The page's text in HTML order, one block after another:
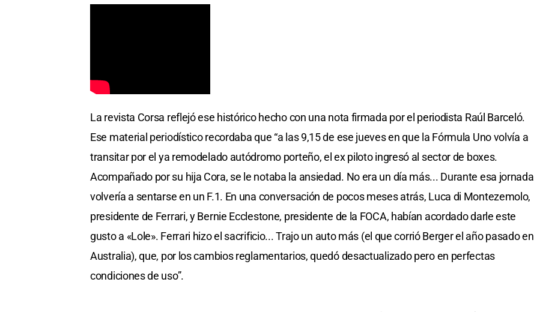
La revista Corsa reflejó ese histórico hecho con una nota firmada por el periodista Raúl Barceló.
Ese material periodístico recordaba que “a las 9,15 de ese jueves en que la Fórmula Uno volvía a
transitar por el ya remodelado autódromo porteño, el ex piloto ingresó al sector de boxes.
Acompañado por su hija Cora, se le notaba la ansiedad. No era un día más... Durante esa jornada
volvería a sentarse en un F.1. En una conversación de pocos meses atrás, Luca di Montezemolo,
presidente de Ferrari, y Bernie Ecclestone, presidente de la FOCA, habían acordado darle este
gusto a «Lole». Ferrari hizo el sacrificio... Trajo un auto más (el que corrió Berger el año pasado en
Australia), que, por los cambios reglamentarios, quedó desactualizado pero en perfectas
condiciones de uso”.